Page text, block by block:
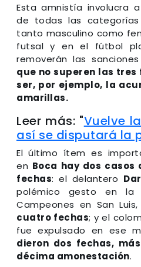
Esta amnistía involucra
de todas las
tanto masculino como
futsal y en el fútbol
removerán las
que no superen las
ser, por ejemplo, la
amarillas.
Leer más: "Vuelve
así se disputará la
El último ítem es
en Boca hay dos
fechas: el delantero
polémico gesto en
Campeones en San Luis,
cuatro fechas; y el
fue expulsado en ese
dieron dos fechas,
décima amonestación.